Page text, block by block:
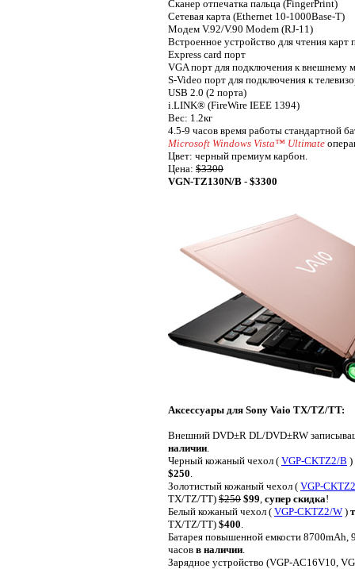
Сканер отпечатка пальца (FingerPrint)
Сетевая карта (Ethernet 10-1000Base-T)
Модем V.92/V.90 Modem (RJ-11)
Встроенное устройство для чтения
Express card порт
VGA порт для подключения к внешнему
S-Video порт для подключения к
USB 2.0 (2 порта)
i.LINK® (FireWire IEEE 1394)
Вес: 1.2кг
4.5-9 часов время работы стандартной
Microsoft Windows Vista™ Ultimate
Цвет: черный премиум карбон.
Цена: $3300
VGN-TZ130N/B - $3300
Аксессуары для Sony Vaio TX/TZ/TT:
Внешний DVD±R DL/DVD±RW
наличии.
Черный кожаный чехол ( VGP-CKTZ2/B )
$250.
Золотистый кожаный чехол ( VGP-
TX/TZ/TT) $250 $99, супер скидка!
Белый кожаный чехол ( VGP-CKTZ2/W )
TX/TZ/TT) $400.
Батарея повышенной емкости 8700mAh,
часов в наличии.
Зарядное устройство (VGP-AC16V10,